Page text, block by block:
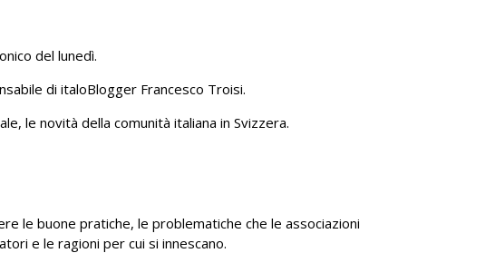
del lunedì.
di italoBlogger Francesco Troisi.
le novità della comunità italiana in Svizzera.
le buone pratiche, le problematiche che le associazioni
e le ragioni per cui si innescano.